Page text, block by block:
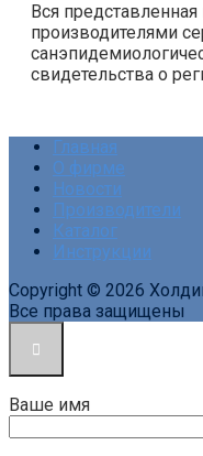
Вся
производителями
свидетельства о
Главная
О фирме
Новости
Производители
Каталог
Инструкции
Copyright © 2026
Все права защищены
Ваше имя